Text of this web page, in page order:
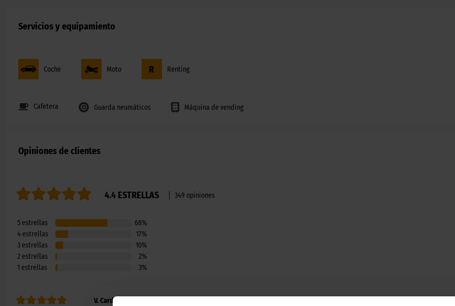
Servicios y equipamiento
Coche Moto Renting
Cafetera Guarda neumáticos Máquina de vending
Opiniones de clientes
4.4 ESTRELLAS 349 opiniones
5 estrellas 68%
4 estrellas 17%
3 estrellas 10%
2 estrellas 2%
1 estrellas 3%
V. Cardona